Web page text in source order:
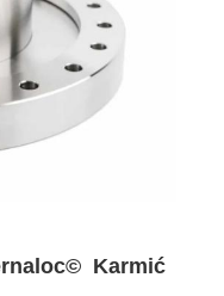
Karmić